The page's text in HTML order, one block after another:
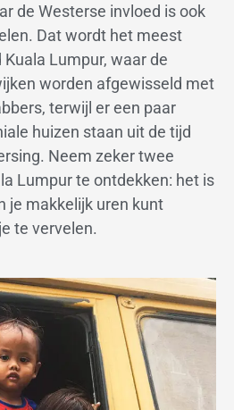
de Westerse invloed is ook
Dat wordt het meest
Lumpur, waar de
worden afgewisseld met
terwijl er een paar
huizen staan uit de tijd
Neem zeker twee
Lumpur te ontdekken: het is
je makkelijk uren kunt
te vervelen.